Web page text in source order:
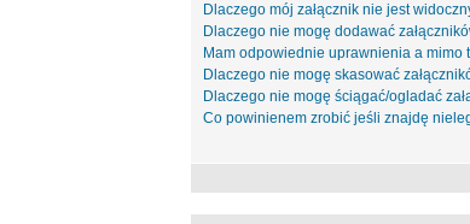
Dlaczego mój załącznik nie jest
Dlaczego nie mogę dodawać
Mam odpowiednie uprawnienia a mimo
Dlaczego nie mogę skasować
Dlaczego nie mogę ściągać/ogladać
Co powinienem zrobić jeśli znajdę